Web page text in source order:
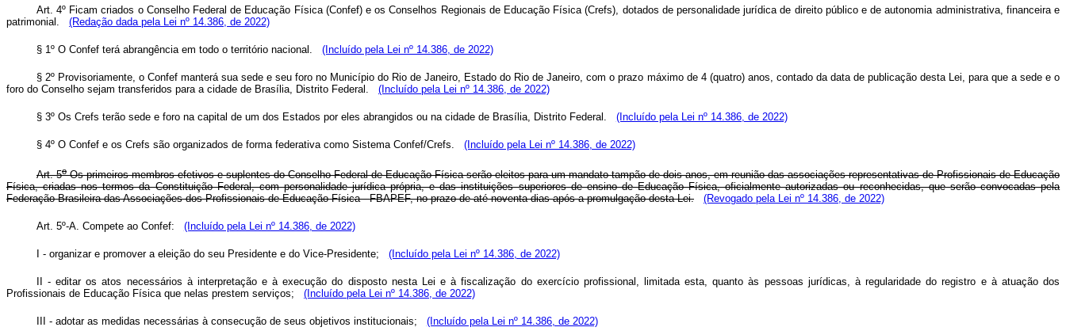
Art. 4º Ficam criados o Conselho Federal de Educação Física (Confef) e os Conselhos Regionais de Educação Física (Crefs), dotados de personalidade jurídica de direito público e de autonomia administrativa, financeira e
patrimonial. (Redação dada pela Lei nº 14.386, de 2022)
§ 1º O Confef terá abrangência em todo o território nacional. (Incluído pela Lei nº 14.386, de 2022)
§ 2º Provisoriamente, o Confef manterá sua sede e seu foro no Município do Rio de Janeiro, Estado do Rio de Janeiro, com o prazo máximo de 4 (quatro) anos, contado da data de publicação desta Lei, para que a sede e o
foro do Conselho sejam transferidos para a cidade de Brasília, Distrito Federal. (Incluído pela Lei nº 14.386, de 2022)
§ 3º Os Crefs terão sede e foro na capital de um dos Estados por eles abrangidos ou na cidade de Brasília, Distrito Federal. (Incluído pela Lei nº 14.386, de 2022)
§ 4º O Confef e os Crefs são organizados de forma federativa como Sistema Confef/Crefs. (Incluído pela Lei nº 14.386, de 2022)
Art. 5oOs primeiros membros efetivos e suplentes do Conselho Federal de Educação Física serão eleitos para um mandato tampão de dois anos, em reunião das associações representativas de Profissionais de Educação
Física, criadas nos termos da Constituição Federal, com personalidade jurídica própria, e das instituições superiores de ensino de Educação Física, oficialmente autorizadas ou reconhecidas, que serão convocadas pela
Federação Brasileira das Associações dos Profissionais de Educação Física - FBAPEF, no prazo de até noventa dias após a promulgação desta Lei.
(Revogado pela Lei nº 14.386, de 2022)
Art. 5º-A. Compete ao Confef: (Incluído pela Lei nº 14.386, de 2022)
I - organizar e promover a eleição do seu Presidente e do Vice-Presidente; (Incluído pela Lei nº 14.386, de 2022)
II - editar os atos necessários à interpretação e à execução do disposto nesta Lei e à fiscalização do exercício profissional, limitada esta, quanto às pessoas jurídicas, à regularidade do registro e à atuação dos
Profissionais de Educação Física que nelas prestem serviços; (Incluído pela Lei nº 14.386, de 2022)
III - adotar as medidas necessárias à consecução de seus objetivos institucionais; (Incluído pela Lei nº 14.386, de 2022)